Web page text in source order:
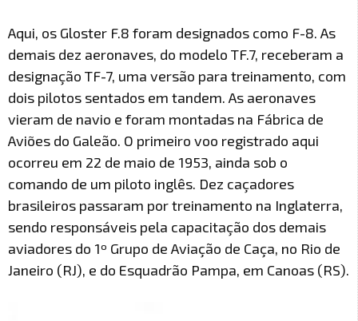
Aqui, os Gloster F.8 foram designados como F-8. As
demais dez aeronaves, do modelo TF.7, receberam a
designação TF-7, uma versão para treinamento, com
dois pilotos sentados em tandem. As aeronaves
vieram de navio e foram montadas na Fábrica de
Aviões do Galeão. O primeiro voo registrado aqui
ocorreu em 22 de maio de 1953, ainda sob o
comando de um piloto inglês. Dez caçadores
brasileiros passaram por treinamento na Inglaterra,
sendo responsáveis pela capacitação dos demais
aviadores do 1º Grupo de Aviação de Caça, no Rio de
Janeiro (RJ), e do Esquadrão Pampa, em Canoas (RS).